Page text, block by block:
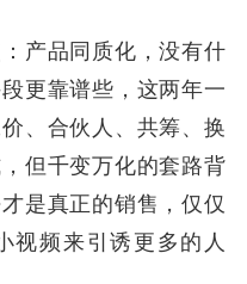
产品同质化，没有什
更靠谱些，这两年一
、合伙人、共筹、换
但千变万化的套路背
是真正的销售，仅仅
视频来引诱更多的人